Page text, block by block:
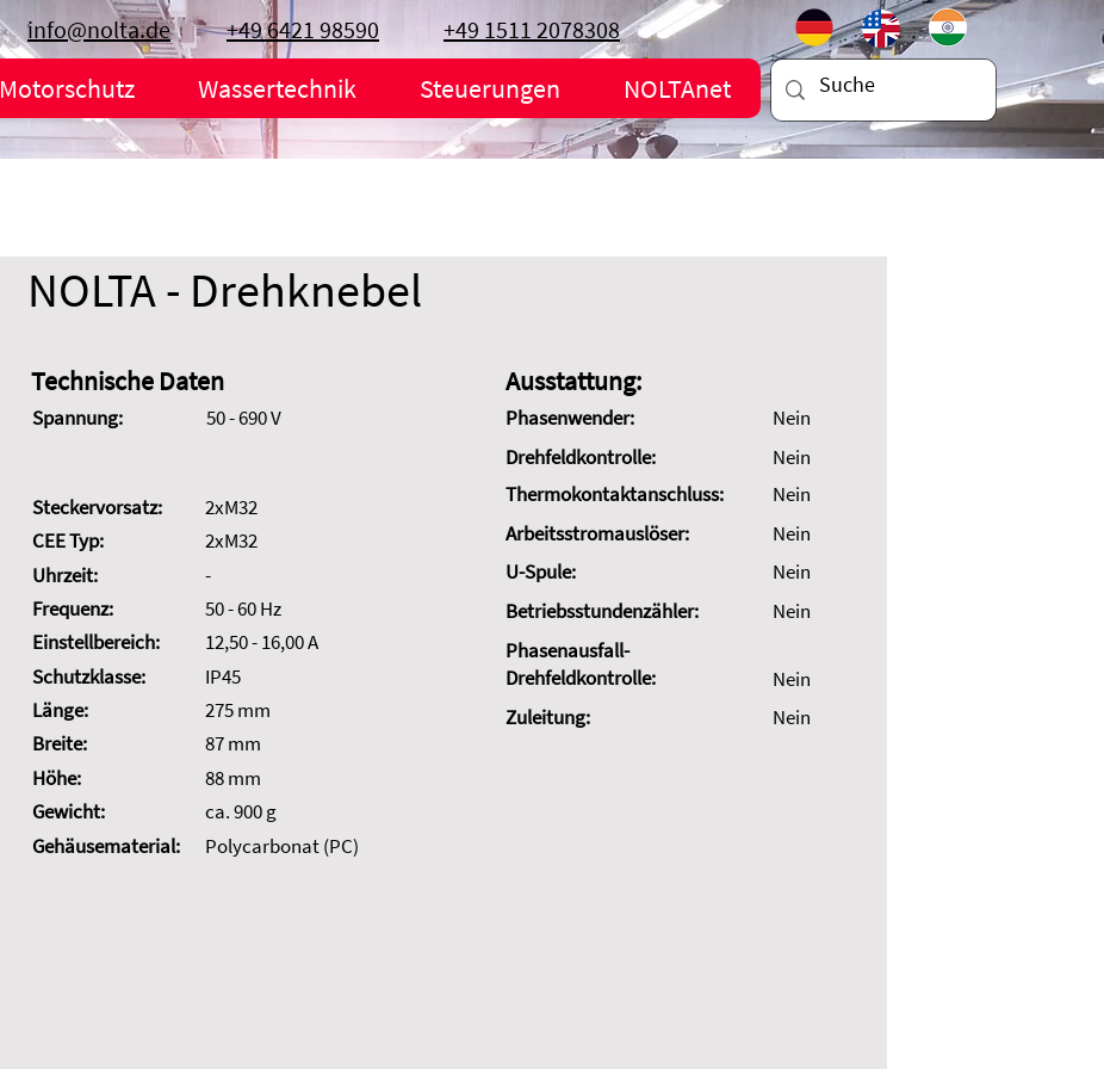
Motorschutz Wassertechnik Steuerungen NOLTAnet
info@nolta.de +49 6421 98590 +49 1511 2078308
NOLTA - Drehknebel
Technische Daten
Spannung:
Steckervorsatz:
CEE Typ:
Uhrzeit:
Frequenz:
Einstellbereich:
Schutzklasse:
Länge:
Breite:
Höhe:
Gewicht:
Gehäusematerial:
50 - 690 V
2xM32
2xM32
-
50 - 60 Hz
12,50 - 16,00 A
IP45
275 mm
87 mm
88 mm
ca. 900 g
Polycarbonat (PC)
Ausstattung:
Phasenwender:
Nein
Drehfeldkontrolle:
Thermokontaktanschluss:
Arbeitsstromauslöser:
Nein
Nein
Nein
U-Spule:
Nein
Betriebsstundenzähler:
Nein
Phasenausfall-
Drehfeldkontrolle:
Nein
Zuleitung:
Nein